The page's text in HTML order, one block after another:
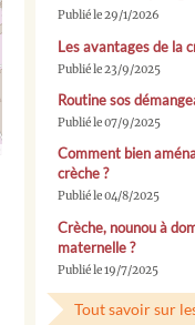
Publié le 29/1/2026
Les avantages de la
Publié le 23/9/2025
Routine sos
Publié le 07/9/2025
Comment bien
crèche ?
Publié le 04/8/2025
Crèche, nounou à
maternelle ?
Publié le 19/7/2025
Tout savoir sur